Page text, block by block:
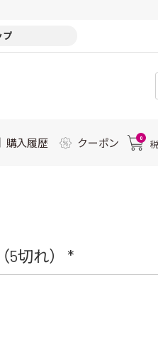
プ
購入履歴 クーポン 0
5切れ） *